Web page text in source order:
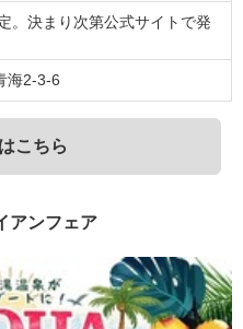
。決まり次第公式サイトで発
海2-3-6
こちら
アンフェア